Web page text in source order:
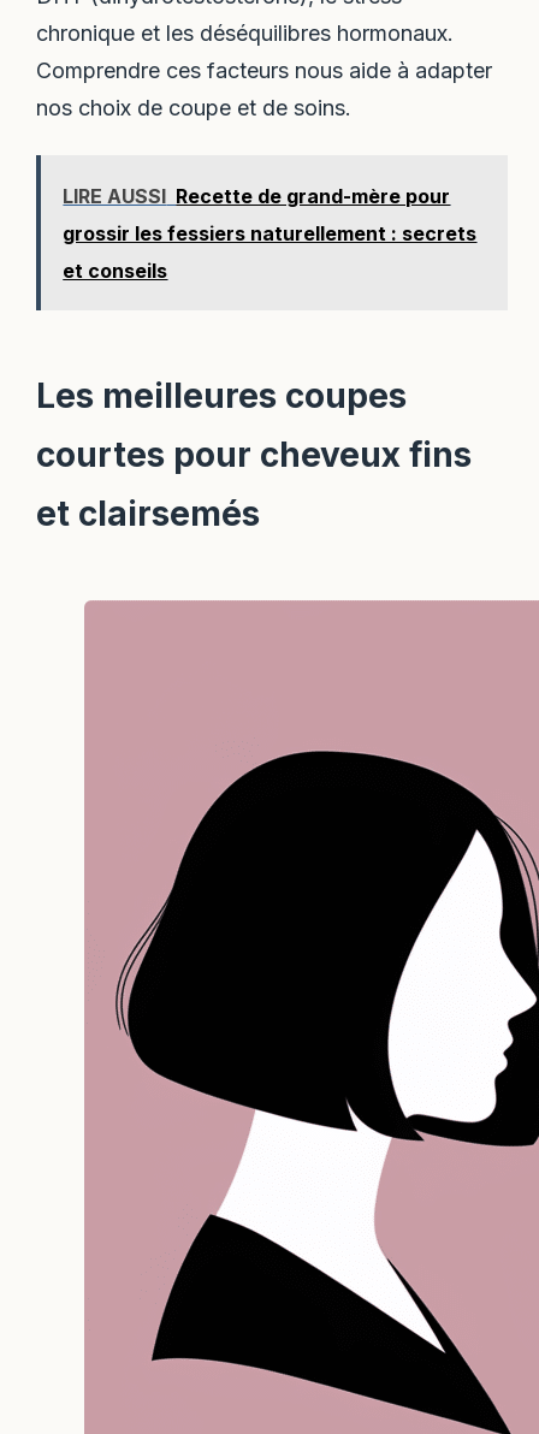
chronique et les déséquilibres hormonaux.
Comprendre ces facteurs nous aide à adapter
nos choix de coupe et de soins.
LIRE AUSSI Recette de grand-mère pour
grossir les fessiers naturellement : secrets
et conseils
Les meilleures coupes
courtes pour cheveux fins
et clairsemés